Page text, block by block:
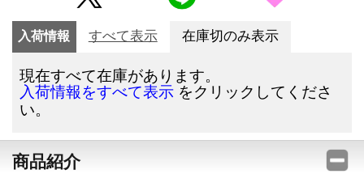
入荷情報 すべて表示 在庫切のみ表示
現在すべて在庫があります。
入荷情報をすべて表示 をクリックしてくださ
い。
商品紹介